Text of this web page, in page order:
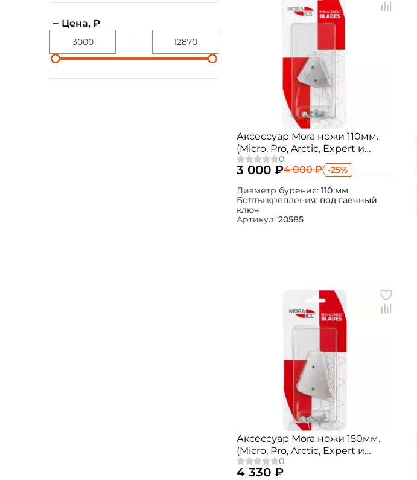
Цена, ₽
Аксессуар Mora ножи 110мм.
(Micro, Pro, Arctic, Expert и
Expert PRO)
3 000 ₽4 000 ₽ -25%
Диаметр бурения: 110 мм
Болты крепления: под гаечный
ключ
Артикул: 20585
Аксессуар Mora ножи 150мм.
(Micro, Pro, Arctic, Expert и
Expert PRO)
4 330 ₽